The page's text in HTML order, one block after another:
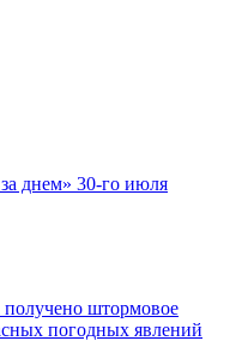
днем» 30-го июля
получено штормовое
погодных явлений